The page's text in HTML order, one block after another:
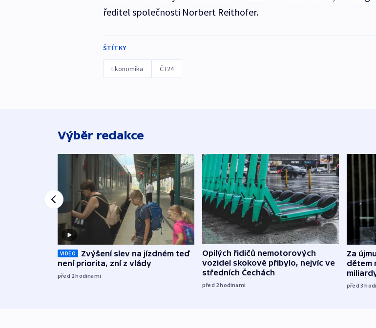
ředitel společnosti Norbert Reithofer.
ŠTÍTKY
Ekonomika ČT24
Výběr redakce
VIDEO
Zvýšení slev na jízdném teď
není priorita, zní z vlády
před 2hodinami
Opilých řidičů nemotorových
vozidel skokově přibylo, nejvíc ve
středních Čechách
před 2hodinami
Za
dětem
před 3